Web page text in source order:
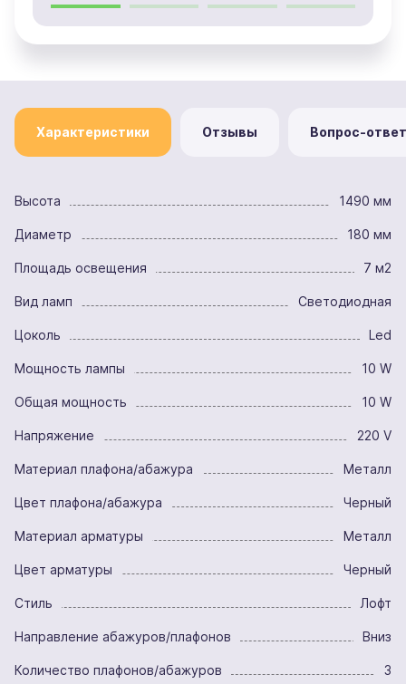
Характеристики Отзывы Вопрос-ответ
Высота 1490 мм
Диаметр 180 мм
Площадь освещения 7 м2
Вид ламп Светодиодная
Цоколь Led
Мощность лампы 10 W
Общая мощность 10 W
Напряжение 220 V
Материал плафона/абажура Металл
Цвет плафона/абажура Черный
Материал арматуры Металл
Цвет арматуры Черный
Стиль Лофт
Направление абажуров/плафонов Вниз
Количество плафонов/абажуров 3